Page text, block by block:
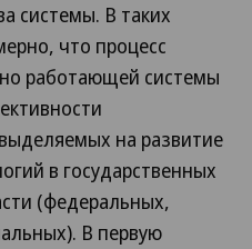
системы. В таких
что процесс
работающей системы
на развитие
в государственных
(федеральных,
В первую